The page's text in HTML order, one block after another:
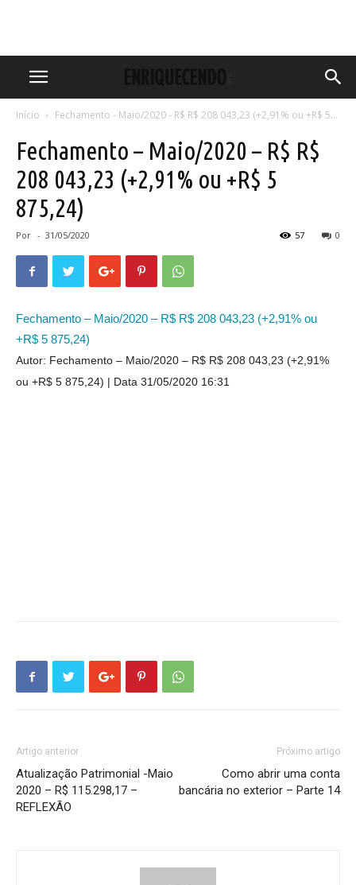
Início Fechamento - Maio/2020 - R$ R$ 208 043,23 (+2,91% ou +R$ 5...
Fechamento – Maio/2020 – R$ R$
208 043,23 (+2,91% ou +R$ 5
875,24)
Por - 31/05/2020 0
57
Fechamento – Maio/2020 – R$ R$ 208 043,23 (+2,91% ou
+R$ 5 875,24)
Autor: Fechamento – Maio/2020 – R$ R$ 208 043,23 (+2,91%
ou +R$ 5 875,24)
Data 31/05/2020 16:31
Artigo anterior
Atualização Patrimonial -Maio
2020 – R$ 115.298,17 –
REFLEXÃO
Próximo artigo
Como abrir uma conta
bancária no exterior – Parte 14